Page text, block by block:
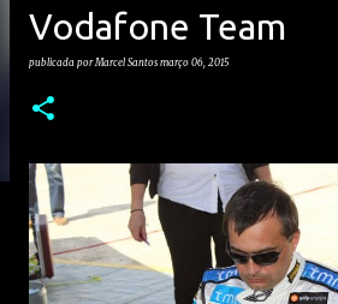
Vodafone Team
publicada porMarcel Santos março 06, 2015